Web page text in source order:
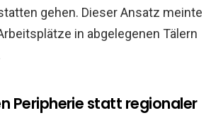
gehen. Dieser Ansatz meinte
in abgelegenen Tälern
Peripherie statt regionaler